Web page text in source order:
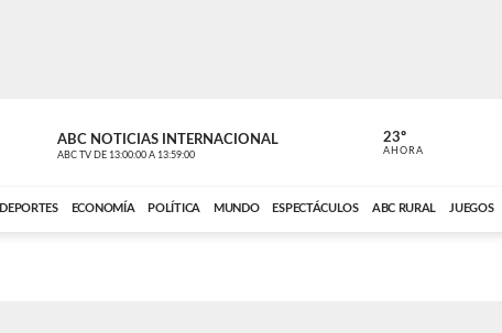
ABC NOTICIAS INTERNACIONAL
ABC TV DE 13:00:00 A 13:59:00 ABC CARDINAL
23º
AHORA
DEPORTES ECONOMÍA POLÍTICA MUNDO ESPECTÁCULOS ABC RURAL JUEGOS